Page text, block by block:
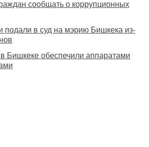
сообщать о коррупционных
подали в суд на мэрию Бишкека из-
Бишкеке обеспечили аппаратами